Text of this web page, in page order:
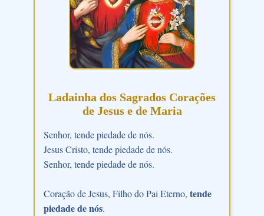
Ladainha dos Sagrados Corações
de Jesus e de Maria
Senhor, tende piedade de nós.
Jesus Cristo, tende piedade de nós.
Senhor, tende piedade de nós.
Coração de Jesus, Filho do Pai Eterno, tende
piedade de nós.